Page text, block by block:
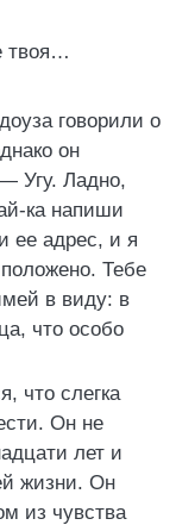
твоя…
говорили о
он
Угу. Ладно,
ка напиши
ее адрес, и я
Тебе
в виду: в
что особо
что слегка
Он не
лет и
жизни. Он
из чувства